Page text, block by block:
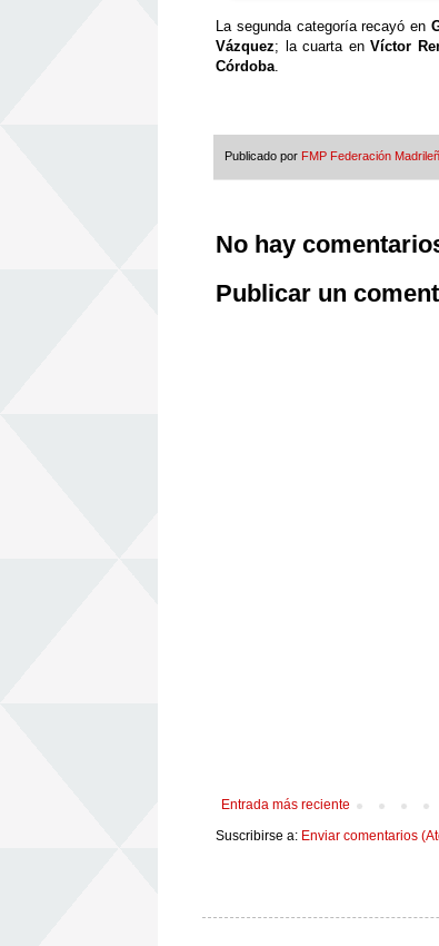
La segunda categoría recayó en
Vázquez; la cuarta enVíctor
Córdoba.
Publicado por FMP Federación
No hay
Publicar un
Entrada más reciente
Suscribirse a: Enviar comentarios